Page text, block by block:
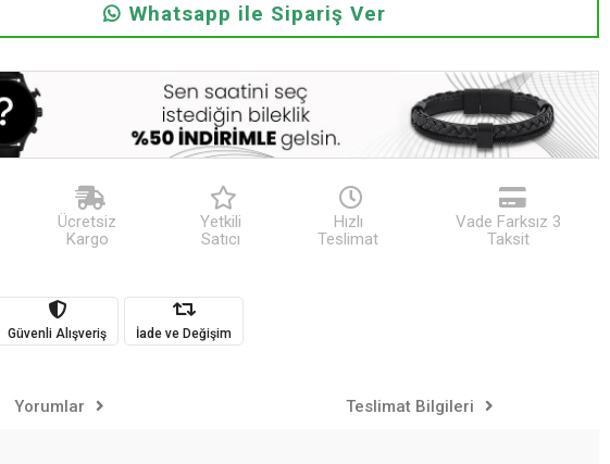
Whatsapp ile Sipariş Ver
Ücretsiz
Kargo
Yetkili
Satıcı
Hızlı
Teslimat
Vade Farksız 3
Taksit
Güvenli Alışveriş İade ve Değişim
Yorumlar Teslimat Bilgileri